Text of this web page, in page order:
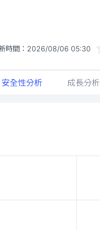
時間： 2026/08/06 05:30
安全性分析 成長分析